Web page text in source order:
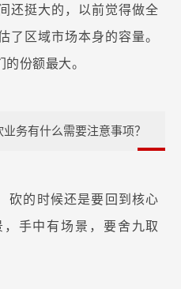
还挺大的，以前觉得做全
了区域市场本身的容量。
份额最大。
业务有什么需要注意事项？
砍的时候还是要回到核心
手中有场景，要舍九取